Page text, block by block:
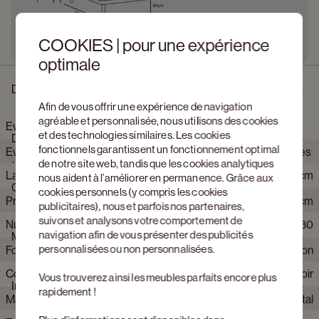
COOKIES | pour une expérience
optimale
Afin de vous offrir une expérience de navigation
agréable et personnalisée, nous utilisons des cookies
et des technologies similaires. Les cookies
fonctionnels garantissent un fonctionnement optimal
de notre site web, tandis que les cookies analytiques
nous aident à l’améliorer en permanence. Grâce aux
cookies personnels (y compris les cookies
publicitaires), nous et parfois nos partenaires,
suivons et analysons votre comportement de
navigation afin de vous présenter des publicités
personnalisées ou non personnalisées.
Vous trouverez ainsi les meubles parfaits encore plus
rapidement !
Description
Evora canapé 3-places en Brio tissu Beige
Evora réunit des lignes minimalistes et des détails raffinés. Les
pieds élancés en métal lui confèrent de la légèreté. Les
accoudoirs bombés et la plinthe sobre viennent tendre
subtilement l’ensemble. La forme élégante renferme un
sentiment harmonieux de tranquillité et de soutien, jour après
jour. Grâce à la structure modulable, composez votre Evora
selon votre intérieur.
Dimensions
Largeur
220 cm
Profondeur
92 cm
Hauteur
71 cm
Caractéristiques du produit
Numéro d'article Web
616930
Fonction relax
Non
Avec accoudoir
Oui
Nombre de personnes
3 personnes
Matériaux
Couleur pieds
Noir
Matériau pieds
Métal
Informations sur la production